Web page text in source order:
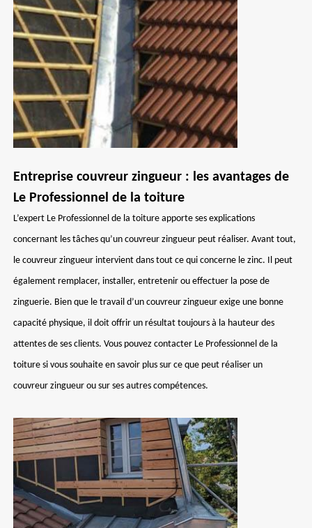
Entreprise couvreur zingueur : les avantages de
Le Professionnel de la toiture
L’expert Le Professionnel de la toiture apporte ses explications
concernant les tâches qu’un couvreur zingueur peut réaliser. Avant tout,
le couvreur zingueur intervient dans tout ce qui concerne le zinc. Il peut
également remplacer, installer, entretenir ou effectuer la pose de
zinguerie. Bien que le travail d’un couvreur zingueur exige une bonne
capacité physique, il doit offrir un résultat toujours à la hauteur des
attentes de ses clients. Vous pouvez contacter Le Professionnel de la
toiture si vous souhaite en savoir plus sur ce que peut réaliser un
couvreur zingueur ou sur ses autres compétences.